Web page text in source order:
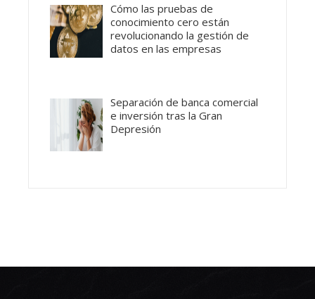
Cómo las pruebas de
conocimiento cero están
revolucionando la gestión de
datos en las empresas
Separación de banca comercial
e inversión tras la Gran
Depresión